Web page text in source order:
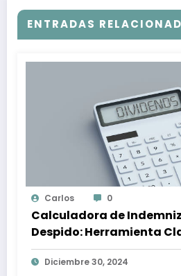
ENTRADAS
Carlos 0
Calculadora de
Despido: Herramienta
Proteger tus Derechos
Diciembre 30, 2024